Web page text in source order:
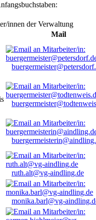
innen der Verwaltung
Mail
ruth.alt@vg-aindling.de
monika.barl@vg-